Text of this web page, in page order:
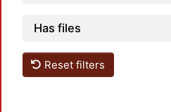
Has files
Reset filters